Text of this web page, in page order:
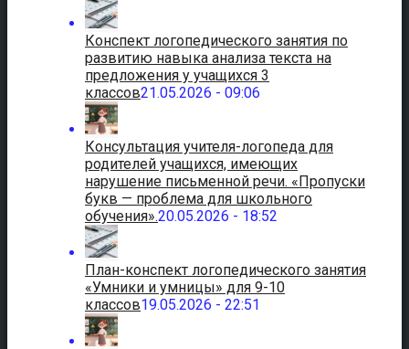
Конспект логопедического занятия по
развитию навыка анализа текста на
предложения у учащихся 3
классов21.05.2026 - 09:06
Консультация учителя-логопеда для
родителей учащихся, имеющих
нарушение письменной речи. «Пропуски
букв — проблема для школьного
обучения».20.05.2026 - 18:52
План-конспект логопедического занятия
«Умники и умницы» для 9-10
классов19.05.2026 - 22:51